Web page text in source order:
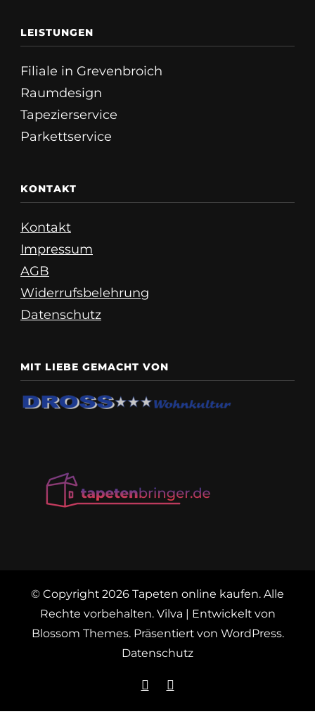
LEISTUNGEN
Filiale in Grevenbroich
Raumdesign
Tapezierservice
Parkettservice
KONTAKT
Kontakt
Impressum
AGB
Widerrufsbelehrung
Datenschutz
MIT LIEBE GEMACHT VON
© Copyright 2026 Tapeten online kaufen. Alle
Rechte vorbehalten.Vilva | Entwickelt von
Blossom Themes. Präsentiert von WordPress.
Datenschutz